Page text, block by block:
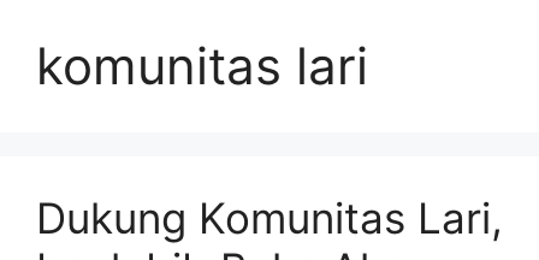
komunitas lari
Dukung Komunitas Lari,